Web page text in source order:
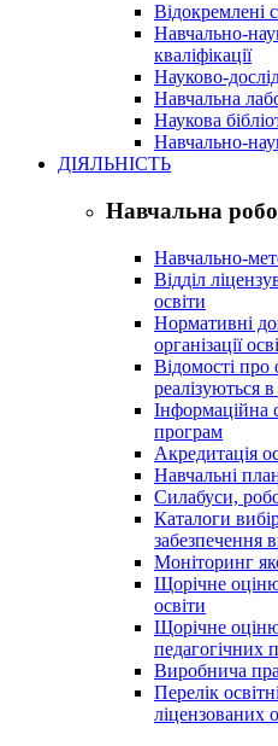
Відокремлені
Навчально-
кваліфікації
Науково-
Навчальна
Наукова
Навчально-
ДІЯЛЬНІСТЬ
Навчальна
Навчально-
Відділ
освіти
Нормативні
організації
Відомості про
реалізуються в
Інформаційна
програм
Акредитація
Навчальні
Силабуси,
Каталоги
забезпечення
Моніторинг
Щорічне
освіти
Щорічне
педагогічних
Виробнича
Перелік
ліцензoваних